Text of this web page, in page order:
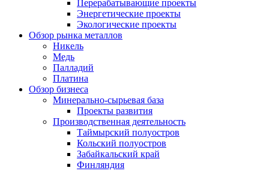
Перерабатывающие проекты
Энергетические проекты
Экологические проекты
Обзор рынка металлов
Никель
Медь
Палладий
Платина
Обзор бизнеса
Минерально-сырьевая база
Проекты развития
Производственная деятельность
Таймырский полуостров
Кольский полуостров
Забайкальский край
Финляндия